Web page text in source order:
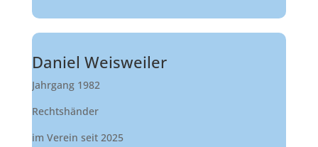
Daniel Weisweiler
Jahrgang 1982
Rechtshänder
im Verein seit 2025